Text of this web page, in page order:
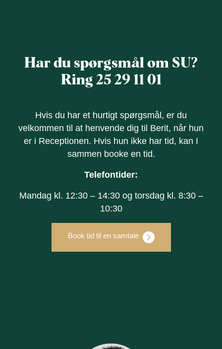
Har du spørgsmål om SU?
Ring 25 29 11 01
Hvis du har et hurtigt spørgsmål, er du
velkommen til at henvende dig til Berit, når hun
er i Receptionen. Hvis hun ikke har tid, kan I
sammen booke en tid.
Telefontider:
Mandag kl. 12:30 – 14:30 og torsdag kl. 8:30 –
10:30
Book tid til en samtale